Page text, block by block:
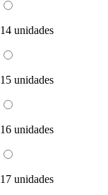
14 unidades
15 unidades
16 unidades
17 unidades